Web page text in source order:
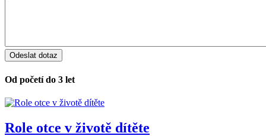
Od početí do 3 let
Role otce v životě dítěte